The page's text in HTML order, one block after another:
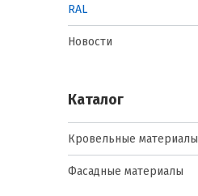
RAL
Новости
Каталог
Кровельные материалы
Фасадные материалы